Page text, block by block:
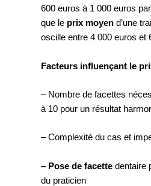
600 euros à 1 000 euros
que le prix moyend’une
oscille entre 4 000 euros et
Facteurs influençant le
– Nombre de facettes
à 10 pour un résultat
– Complexité du cas et
– Pose de facettedentaire
du praticien